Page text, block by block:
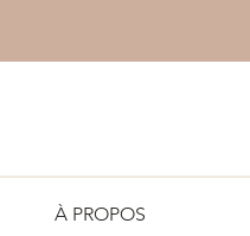
À PROPOS